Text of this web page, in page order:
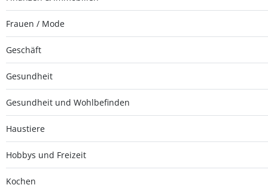
Frauen / Mode
Geschäft
Gesundheit
Gesundheit und Wohlbefinden
Haustiere
Hobbys und Freizeit
Kochen